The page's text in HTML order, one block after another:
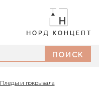
Пледы и покрывала